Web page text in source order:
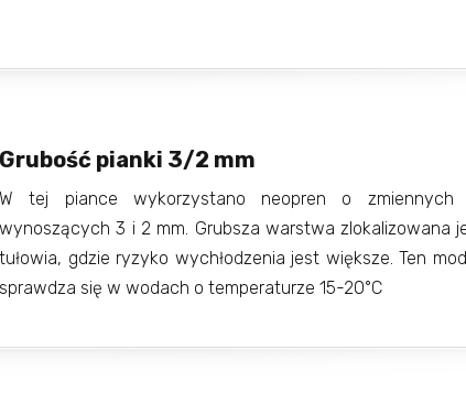
Grubość pianki 3/2 mm
W tej piance wykorzystano neopren o zmiennych
wynoszących 3 i 2 mm. Grubsza warstwa zlokalizowana
tułowia, gdzie ryzyko wychłodzenia jest większe. Ten
sprawdza się w wodach o temperaturze 15-20°C